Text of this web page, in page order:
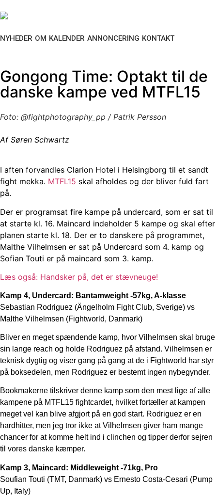
NYHEDER OM KALENDER ANNONCERING KONTAKT
Gongong Time: Optakt til de
danske kampe ved MTFL15
Foto: @fightphotography_pp / Patrik Persson
Af Søren Schwartz
I aften forvandles Clarion Hotel i Helsingborg til et sandt
fight mekka. MTFL15 skal afholdes og der bliver fuld fart
på.
Der er programsat fire kampe på undercard, som er sat til
at starte kl. 16. Maincard indeholder 5 kampe og skal efter
planen starte kl. 18. Der er to danskere på programmet,
Malthe Vilhelmsen er sat på Undercard som 4. kamp og
Sofian Touti er på maincard som 3. kamp.
Læs også: Handsker på, det er stævneuge!
Kamp 4, Undercard: Bantamweight -57kg, A-klasse
Sebastian Rodriguez (Ängelholm Fight Club, Sverige) vs
Malthe Vilhelmsen (Fightworld, Danmark)
Bliver en meget spændende kamp, hvor Vilhelmsen skal bruge
sin lange reach og holde Rodriguez på afstand. Vilhelmsen er
teknisk dygtig og viser gang på gang at de i Fightworld har styr
på boksedelen, men Rodriguez er bestemt ingen nybegynder.
Bookmakerne tilskriver denne kamp som den mest lige af alle
kampene på MTFL15 fightcardet, hvilket fortæller at kampen
meget vel kan blive afgjort på en god start. Rodriguez er en
hardhitter, men jeg tror ikke at Vilhelmsen giver ham mange
chancer for at komme helt ind i clinchen og tipper derfor sejren
til vores danske kæmper.
Kamp 3, Maincard: Middleweight -71kg, Pro
Soufian Touti (TMT, Danmark) vs Ernesto Costa-Cesari (Pump
Up, Italy)